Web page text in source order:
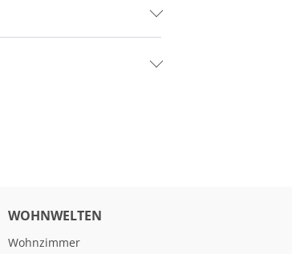
WOHNWELTEN
Wohnzimmer